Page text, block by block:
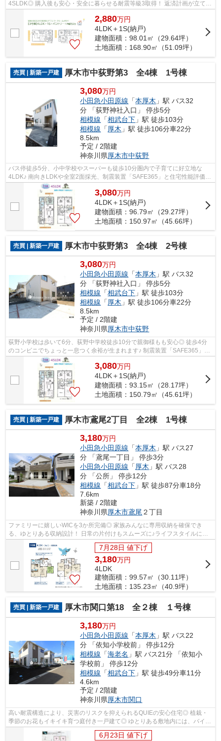
4SLDK◎ 購入後も安心・安全に暮らせる耐震等級3取得！ 返済計画が立てや
すい「フラット35S」ご利用可能です♪...
2,880万円
4LDK＋1S(納戸)
建物面積：98.01㎡（29.64坪）
土地面積：168.90㎡（51.09坪）
売買 | 新築一戸建 厚木市中荻野第3 全4棟 1号棟
3,080万円
小田急小田原線 「本厚木 」駅 バス32
分 「荻野神社入口」 停歩5分
相模線 「相武台下 」駅 徒歩103分
相模線 「厚木 」駅 徒歩106分車22分
8.5km
予定 / 2階建
神奈川県厚木市中荻野
バス停徒歩5分、小中学校やスーパーも徒歩10分圏内で子育てに好立地な
4LDK♪ 南向きLDKや全室2面採光、制震装置「SAFE365」と住宅性能評価取
得の安心構造が魅力です◎お気軽にお問合せ下...
3,080万円
4LDK＋1S(納戸)
建物面積：96.79㎡（29.27坪）
土地面積：150.97㎡（45.66坪）
売買 | 新築一戸建 厚木市中荻野第3 全4棟 2号棟
3,080万円
小田急小田原線 「本厚木 」駅 バス32
分 「荻野神社入口」 停歩5分
相模線 「相武台下 」駅 徒歩103分
相模線 「厚木 」駅 徒歩106分車22分
8.5km
予定 / 2階建
神奈川県厚木市中荻野
荻野小学校は歩いて6分、荻野中学校徒歩10分で親御様もも安心◎ 徒歩4分
のコンビニでちょっと一息つく余裕が生まれます♪ 制震装置「SAFE365」と
住宅性能評価が、家族の笑顔と未来をしっ...
3,080万円
4LDK＋1S(納戸)
建物面積：93.15㎡（28.17坪）
土地面積：150.79㎡（45.61坪）
売買 | 新築一戸建 厚木市鳶尾2丁目 全2棟 1号棟
3,180万円
小田急小田原線 「本厚木 」駅 バス27
分 「鳶尾一丁目」 停歩3分
小田急小田原線 「厚木 」駅 バス28
分 「公所」 停歩12分
相模線 「相武台下 」駅 徒歩87分車18分
7.6km
新築 / 2階建
神奈川県厚木市鳶尾 ２丁目
ファミリーに嬉しいWICを3か所完備◎ 家族みんなに専用収納を確保でき
る、ゆとりある収納設計！ 日常の片付けもスムーズに♪ライフスタイルに合
わせた使い分けが可能！ 収納ニーズにしっ...
7月28日 値下げ
3,180万円
4LDK
建物面積：99.57㎡（30.11坪）
土地面積：135.23㎡（40.9坪）
売買 | 新築一戸建 厚木市関口第18 全２棟 １号棟
3,180万円
小田急小田原線 「本厚木 」駅 バス22
分 「依知小学校前」 停歩12分
相模線 「海老名 」駅 バス21分 「依知小
学校前」 停歩12分
相模線 「相武台下 」駅 徒歩49分車11分
4.6km
予定 / 2階建
神奈川県厚木市関口
高い耐震構造により、災害のリスクを抑えられるQUIEの安心住宅◎ 植栽・
季節のお花もイキイキ育つ庭付き一戸建て◎ ゆとりある敷地内には、バイ
ク・自転車置場にもピッタリ！ 並列３台駐...
6月23日 値下げ